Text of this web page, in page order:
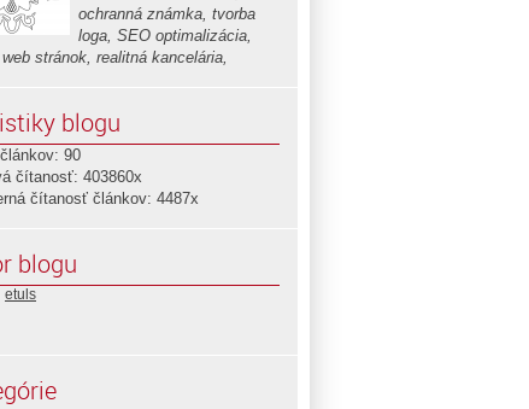
ochranná známka, tvorba
loga, SEO optimalizácia,
stránok, realitná kancelária,
blogu
90
čítanosť: 403860x
čítanosť článkov: 4487x
blogu
etuls